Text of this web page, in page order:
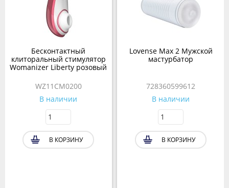
Бесконтактный
клиторальный стимулятор
Womanizer Liberty розовый
WZ11CM0200
В наличии
В КОРЗИНУ
Lovense Max 2 Мужской
мастурбатор
728360599612
В наличии
В КОРЗИНУ